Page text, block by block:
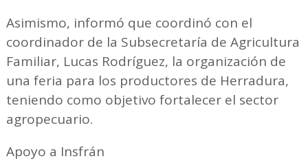
Asimismo, informó que coordinó con el
coordinador de la Subsecretaría de Agricultura
Familiar, Lucas Rodríguez, la organización de
una feria para los productores de Herradura,
teniendo como objetivo fortalecer el sector
agropecuario.
Apoyo a Insfrán